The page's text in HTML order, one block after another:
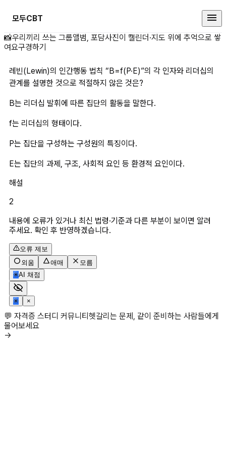
모두CBT
레빈(Lewin)의 인간행동 법칙
📸우리끼리 쓰는 그룹앨범, 포담사진이 캘린더·지도 위에 추억으로 쌓
여요구경하기
레빈(Lewin)의 인간행동 법칙 “B=f(P·E)”의 각 인자와 리더십의
관계를 설명한 것으로 적절하지 않은 것은?
B는 리더십 발휘에 따른 집단의 활동을 말한다.
f는 리더십의 형태이다.
P는 집단을 구성하는 구성원의 특징이다.
E는 집단의 과제, 구조, 사회적 요인 등 환경적 요인이다.
해설
2
내용에 오류가 있거나 최신 법령·기준과 다른 부분이 보이면 알려
주세요. 확인 후 반영하겠습니다.
오류 제보
외움
애매
모름
✳AI 채점
✳ ×
💬 자격증 스터디 커뮤니티헷갈리는 문제, 같이 준비하는 사람들에게
물어보세요
→